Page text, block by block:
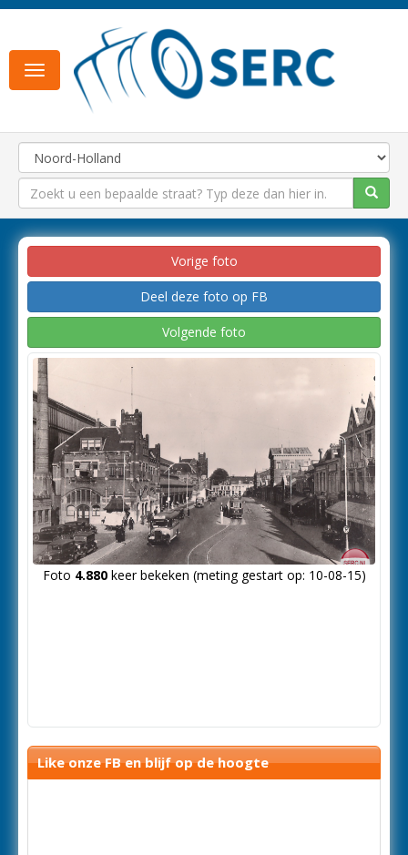
Toggle
navigation
Vorige foto
Deel deze foto op FB
Volgende foto
Foto 4.880keer bekeken (meting gestart op: 10-08-15)
Like onze FB en blijf op de hoogte